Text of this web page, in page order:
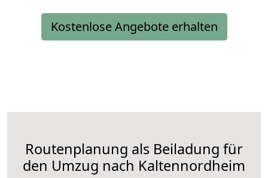
Kostenlose Angebote erhalten
Routenplanung als Beiladung für
den Umzug nach Kaltennordheim